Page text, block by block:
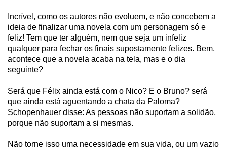
Incrível, como os autores não evoluem, e não concebem a
ideia de finalizar uma novela com um personagem só e
feliz! Tem que ter alguém, nem que seja um infeliz
qualquer para fechar os finais supostamente felizes. Bem,
acontece que a novela acaba na tela, mas e o dia
seguinte?
Será que Félix ainda está com o Nico? E o Bruno? será
que ainda está aguentando a chata da Paloma?
Schopenhauer disse: As pessoas não suportam a solidão,
porque não suportam a si mesmas.
Não torne isso uma necessidade em sua vida, ou um vazio